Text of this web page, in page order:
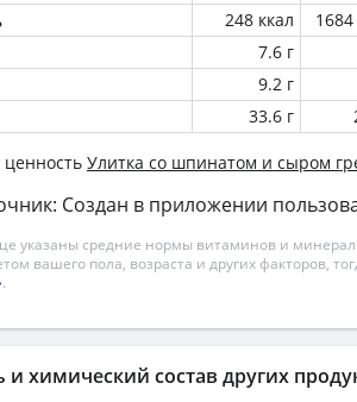
248 ккал 1684
7.6 г
9.2 г
33.6 г
ценность Улитка со шпинатом и сыром
Создан в приложении
указаны средние нормы витаминов и
вашего пола, возраста и других факторов,
.
и химический состав других